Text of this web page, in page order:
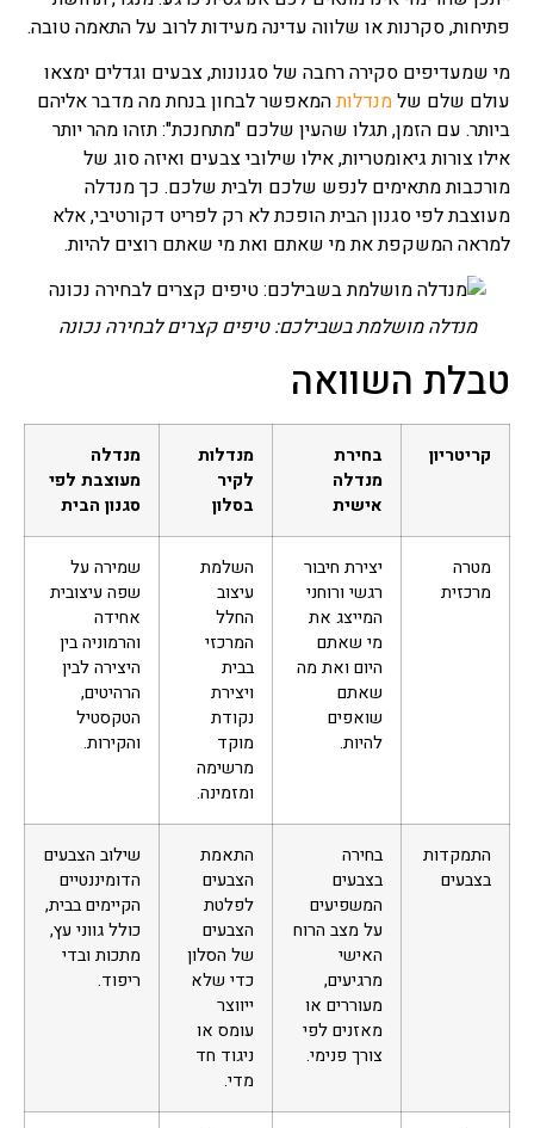
פתיחות, סקרנות או שלווה עדינה מעידות לרוב על התאמה טובה.
מי שמעדיפים סקירה רחבה של סגנונות, צבעים וגדלים ימצאו
עולם שלם שלמנדלותהמאפשר לבחון בנחת מה מדבר אליהם
ביותר. עם הזמן, תגלו שהעין שלכם "מתחנכת": תזהו מהר יותר
אילו צורות גיאומטריות, אילו שילובי צבעים ואיזה סוג של
מורכבות מתאימים לנפש שלכם ולבית שלכם. כך מנדלה
מעוצבת לפי סגנון הבית הופכת לא רק לפריט דקורטיבי, אלא
למראה המשקפת את מי שאתם ואת מי שאתם רוצים להיות.
מנדלה מושלמת בשבילכם: טיפים קצרים לבחירה נכונה
טבלת השוואה
קריטריון
בחירת
מנדלה
אישית
מנדלות
לקיר
בסלון
מנדלה
מעוצבת לפי
סגנון הבית
מטרה
מרכזית
יצירת חיבור
רגשי ורוחני
המייצג את
מי שאתם
היום ואת מה
שאתם
שואפים
להיות.
השלמת
עיצוב
החלל
המרכזי
בבית
ויצירת
נקודת
מוקד
מרשימה
ומזמינה.
שמירה על
שפה עיצובית
אחידה
והרמוניה בין
היצירה לבין
הרהיטים,
הטקסטיל
והקירות.
התמקדות
בצבעים
בחירה
בצבעים
המשפיעים
על מצב הרוח
האישי
מרגיעים,
מעוררים או
מאזנים לפי
צורך פנימי.
התאמת
הצבעים
לפלטת
הצבעים
של הסלון
כדי שלא
ייווצר
עומס או
ניגוד חד
מדי.
שילוב הצבעים
הדומיננטיים
הקיימים בבית,
כולל גווני עץ,
מתכות ובדי
ריפוד.